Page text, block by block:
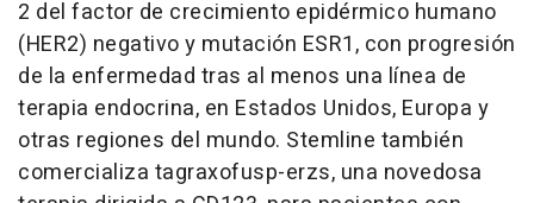
2 del factor de crecimiento epidérmico humano
(HER2) negativo y mutación ESR1, con progresión
de la enfermedad tras al menos una línea de
terapia endocrina, en Estados Unidos, Europa y
otras regiones del mundo. Stemline también
comercializa tagraxofusp-erzs, una novedosa